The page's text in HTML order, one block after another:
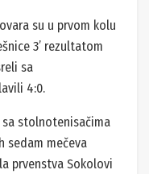
su u prvom kolu
3’ rezultatom
sa
4:0.
stolnotenisačima
sedam mečeva
prvenstva Sokolovi